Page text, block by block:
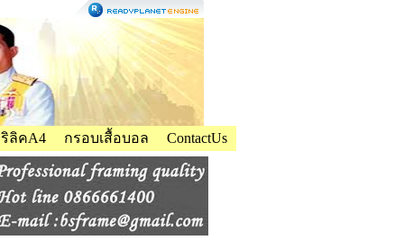
ลิคA4 กรอบเสื้อบอล ContactUs